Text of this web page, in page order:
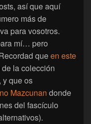
así que aquí
más de
para vosotros.
mí… pero
queen este
la colección
y que os
Mazcunan donde
del fascículo